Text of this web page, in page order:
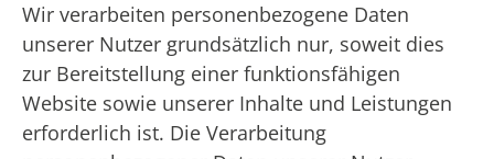
Wir verarbeiten personenbezogene Daten
unserer Nutzer grundsätzlich nur, soweit dies
zur Bereitstellung einer funktionsfähigen
Website sowie unserer Inhalte und Leistungen
erforderlich ist. Die Verarbeitung